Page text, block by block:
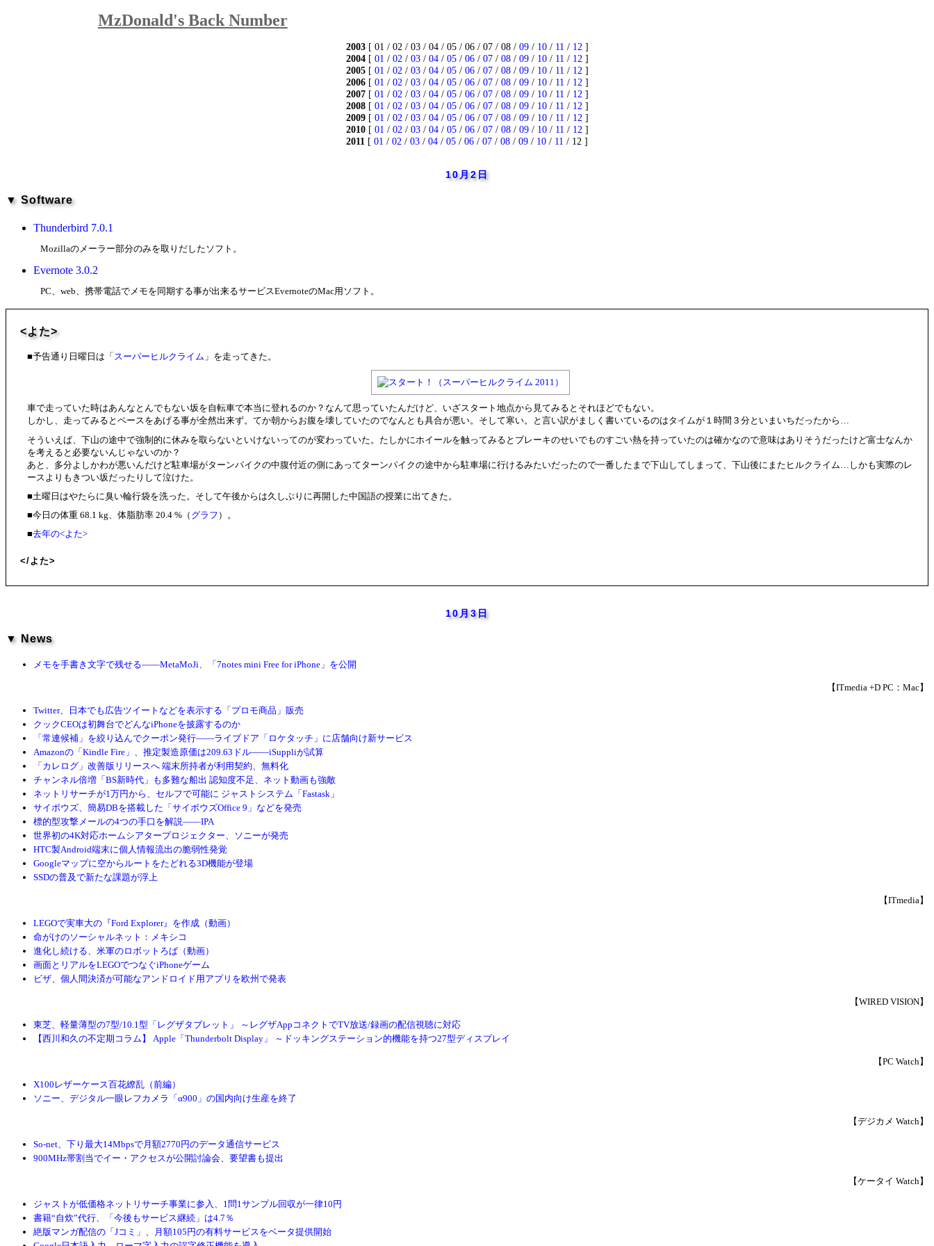
MzDonald's Back Number
2003[ 01 / 02 / 03 / 04 / 05 / 06 / 07 / 08 / 09/ 10/ 11 / 12 ]
2004[ 01 / 02 / 03/ 04/ 05/ 06/ 07/ 08/ 09/ 10/ 11 / 12 ]
2005[ 01 / 02 / 03/ 04/ 05/ 06/ 07/ 08/ 09/ 10/ 11 / 12 ]
2006[ 01 / 02 / 03/ 04/ 05/ 06/ 07/ 08/ 09/ 10/ 11 / 12 ]
2007[ 01 / 02 / 03/ 04/ 05/ 06/ 07/ 08/ 09/ 10/ 11 / 12 ]
2008[ 01 / 02 / 03/ 04/ 05/ 06/ 07/ 08/ 09/ 10/ 11 / 12 ]
2009[ 01 / 02 / 03/ 04/ 05/ 06/ 07/ 08/ 09/ 10/ 11 / 12 ]
2010[ 01 / 02 / 03/ 04/ 05/ 06/ 07/ 08/ 09/ 10/ 11 / 12 ]
2011 [ 01 / 02 / 03 / 04 / 05 / 06 / 07 / 08 / 09 / 10 / 11 / 12 ]
10月2日
▼ Software
Thunderbird 7.0.1
Mozillaのメーラー部分のみを取りだしたソフト。
Evernote 3.0.2
PC、web、携帯電話でメモを同期する事が出来るサービスEvernoteのMac用ソフト。
<よた>
■予告通り日曜日は「 スーパーヒルクライム 」を走ってきた。
車で走っていた時はあんなとんでもない坂を自転車で本当に登れるのか？なんて思っていたんだけど、いざスタート地点から見てみるとそれほどでもない。
しかし、走ってみるとペースをあげる事が全然出来ず。てか朝からお腹を壊していたのでなんとも具合が悪い。そして寒い。と言い訳がましく書いているのはタイムが１時間３分といまいちだったから…
そういえば、下山の途中で強制的に休みを取らないといけないってのが変わっていた。たしかにホイールを触ってみるとブレーキのせいでものすごい熱を持っていたのは確かなので意味はありそうだったけど富士なんか
を考えると必要ないんじゃないのか？
あと、多分よしかわが悪いんだけど駐車場がターンパイクの中腹付近の側にあってターンパイクの途中から駐車場に行けるみたいだったので一番したまで下山してしまって、下山後にまたヒルクライム…しかも実際のレ
ースよりもきつい坂だったりして泣けた。
■土曜日はやたらに臭い輪行袋を洗った。そして午後からは久しぶりに再開した中国語の授業に出てきた。
■今日の体重 68.1 kg、体脂肪率 20.4 %（ グラフ ）。
■去年の<よた>
</よた>
10月3日
▼ News
メモを手書き文字で残せる――MetaMoJi、「7notes mini Free for iPhone」を公開
【ITmedia +D PC：Mac】
Twitter、日本でも広告ツイートなどを表示する「プロモ商品」販売
クックCEOは初舞台でどんなiPhoneを披露するのか
「常連候補」を絞り込んでクーポン発行――ライブドア「ロケタッチ」に店舗向け新サービス
Amazonの「Kindle Fire」、推定製造原価は209.63ドル――iSuppliが試算
「カレログ」改善版リリースへ 端末所持者が利用契約、無料化
チャンネル倍増「BS新時代」も多難な船出 認知度不足、ネット動画も強敵
ネットリサーチが1万円から、セルフで可能に ジャストシステム「Fastask」
サイボウズ、簡易DBを搭載した「サイボウズOffice 9」などを発売
標的型攻撃メールの4つの手口を解説――IPA
世界初の4K対応ホームシアタープロジェクター、ソニーが発売
HTC製Android端末に個人情報流出の脆弱性発覚
Googleマップに空からルートをたどれる3D機能が登場
SSDの普及で新たな課題が浮上
【ITmedia】
LEGOで実車大の『Ford Explorer』を作成（動画）
命がけのソーシャルネット：メキシコ
進化し続ける、米軍のロボットろば（動画）
画面とリアルをLEGOでつなぐiPhoneゲーム
ビザ、個人間決済が可能なアンドロイド用アプリを欧州で発表
【WIRED VISION】
東芝、軽量薄型の7型/10.1型「レグザタブレット」 ～レグザAppコネクトでTV放送/録画の配信視聴に対応
【西川和久の不定期コラム】 Apple「Thunderbolt Display」 ～ドッキングステーション的機能を持つ27型ディスプレイ
【PC Watch】
X100レザーケース百花繚乱（前編）
ソニー、デジタル一眼レフカメラ「α900」の国内向け生産を終了
【デジカメ Watch】
So-net、下り最大14Mbpsで月額2770円のデータ通信サービス
900MHz帯割当でイー・アクセスが公開討論会、要望書も提出
【ケータイ Watch】
ジャストが低価格ネットリサーチ事業に参入、1問1サンプル回収が一律10円
書籍“自炊”代行、「今後もサービス継続」は4.7％
絶版マンガ配信の「Jコミ」、月額105円の有料サービスをベータ提供開始